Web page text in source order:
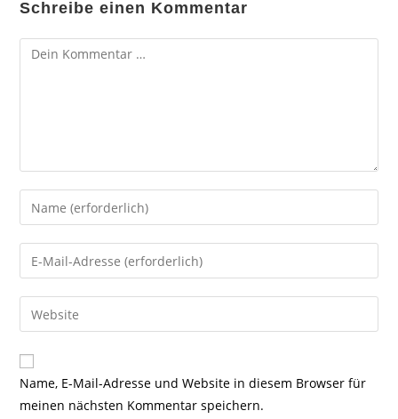
Schreibe einen Kommentar
Kommentar
Gib
deinen
Namen
oder
zum
Kommentieren
ein
Gib
deine
E-
Mail-
zum
Kommentieren
ein
Gib
deine
Website-
URL
Name, E-Mail-Adresse und Website in diesem Browser für
meinen nächsten Kommentar speichern.